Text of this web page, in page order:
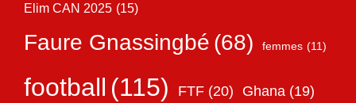
Elim CAN 2025 (15)
Faure Gnassingbé (68) femmes (11)
football (115) FTF (20) Ghana (19)